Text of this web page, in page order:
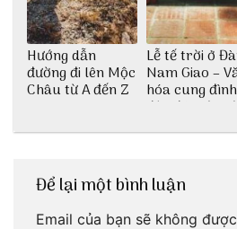
Hướng dẫn
đường đi lên Mộc
Châu từ A đến Z
Lễ tế trời ở
Nam Giao –
hóa cung đình
độc đáo từ thời
Để lại một bình luận
Email của bạn sẽ không